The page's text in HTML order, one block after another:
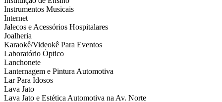
Instrumentos Musicais
Internet
Jalecos e Acessórios Hospitalares
Joalheria
Karaokê/Videokê Para Eventos
Laboratório Óptico
Lanchonete
Lanternagem e Pintura Automotiva
Lar Para Idosos
Lava Jato
Lava Jato e Estética Automotiva na Av. Norte